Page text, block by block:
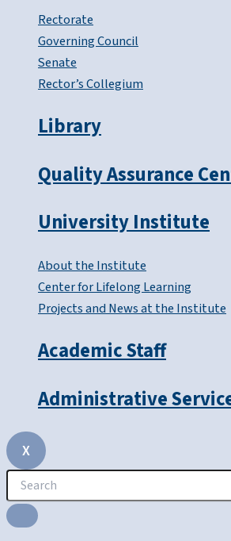
Rectorate
Governing Council
Senate
Rector’s Collegium
Library
Quality Assurance
University Institute
About the Institute
Center for Lifelong Learning
Projects and News at the Institute
Academic Staff
Administrative
X